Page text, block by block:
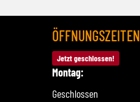
ÖFFNUNGSZEITEN
Jetzt geschlossen!
Montag:
Geschlossen